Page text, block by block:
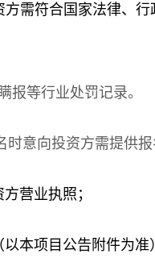
需符合国家法律、行
报等行业处罚记录。
时意向投资方需提供报
营业执照；
本项目公告附件为准